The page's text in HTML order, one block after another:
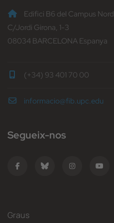
Edifici B6 del Campus Nord
C/Jordi Girona, 1-3
08034 BARCELONA Espanya
(+34) 93 401 70 00
informacio@fib.upc.edu
Segueix-nos
Graus